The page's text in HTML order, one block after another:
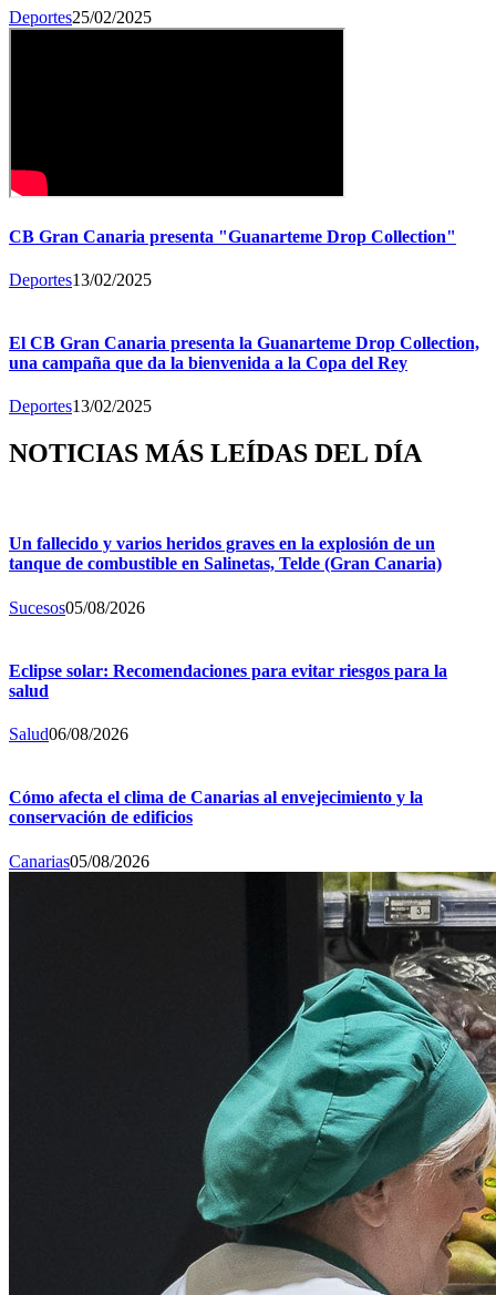
Deportes25/02/2025
CB Gran Canaria presenta "Guanarteme Drop Collection"
Deportes13/02/2025
El CB Gran Canaria presenta la Guanarteme Drop Collection,
una campaña que da la bienvenida a la Copa del Rey
Deportes13/02/2025
NOTICIAS MÁS LEÍDAS DEL DÍA
Un fallecido y varios heridos graves en la explosión de un
tanque de combustible en Salinetas, Telde (Gran Canaria)
Sucesos05/08/2026
Eclipse solar: Recomendaciones para evitar riesgos para la
salud
Salud06/08/2026
Cómo afecta el clima de Canarias al envejecimiento y la
conservación de edificios
Canarias05/08/2026